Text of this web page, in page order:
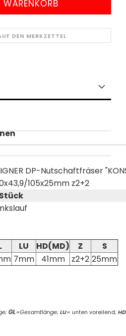
DEN MERKZETTEL
DP-Nutschaftfräser
105x25mm z2+2
LU HD(MD) Z
S
7mm 41mm z2+2 25mm
GL=Gesamtlänge;LU= unten voreilend;HD